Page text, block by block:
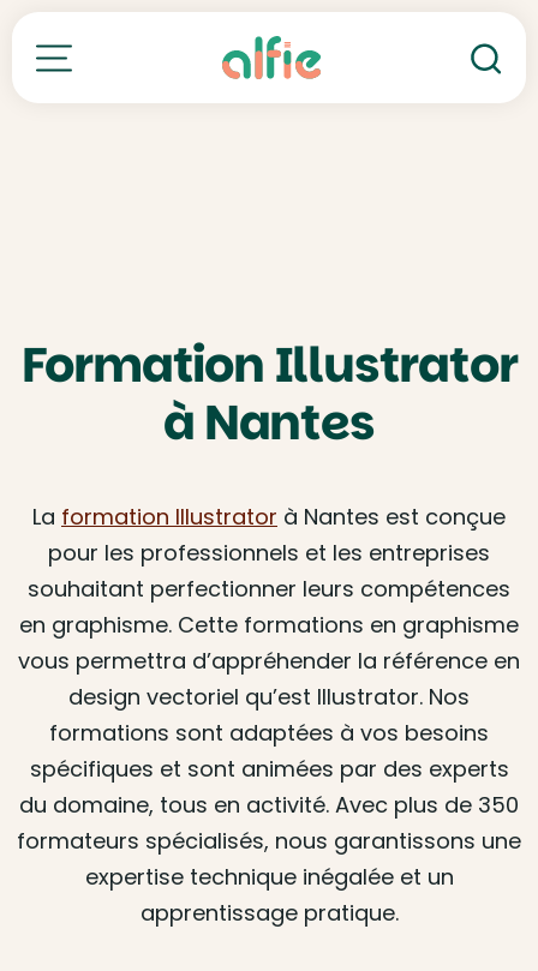
Toutes nos formations
Formation Illustrator
à Nantes
La formation Illustrator à Nantes est conçue
pour les professionnels et les entreprises
souhaitant perfectionner leurs compétences
en graphisme. Cette formations en graphisme
vous permettra d’appréhender la référence en
design vectoriel qu’est Illustrator. Nos
formations sont adaptées à vos besoins
spécifiques et sont animées par des experts
du domaine, tous en activité. Avec plus de 350
formateurs spécialisés, nous garantissons une
expertise technique inégalée et un
apprentissage pratique.